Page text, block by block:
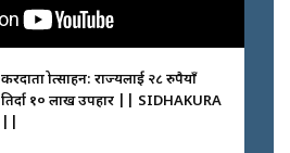
करदाता प्रोत्साहन: राज्यलाई २८ रुपैयाँ
तिर्दा १० लाख उपहार || SIDHAKURA